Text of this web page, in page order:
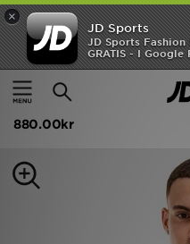
×
JD Sports
JD Sports Fashion
GRATIS - I Google
Hem
Herr Herrkläder
Columbia Challenger 1/2
880.00kr
Hem
Rea
Dam